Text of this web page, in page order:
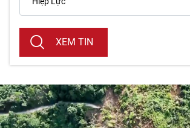
PHÁP LUẬT
DU LỊCH
THẾ GIỚI
THỂ THAO
GIÁO DỤC
XEM TIN